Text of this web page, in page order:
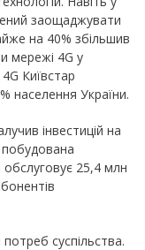
заощаджувати
на 40% збільшив
мережі 4G у
4G Київстар
населення України.
інвестицій на
25,4 млн
суспільства.